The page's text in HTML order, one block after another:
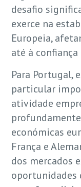
desafio
exerce na
Europeia,
até à
Para Portugal,
particular
atividade
económicas
França e
dos mercados
oportunidades